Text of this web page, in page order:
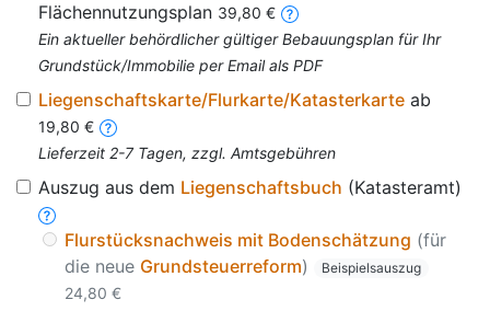
Flächennutzungsplan 39,80 €
Ein aktueller behördlicher gültiger Bebauungsplan für Ihr
Grundstück/Immobilie per Email als PDF
Liegenschaftskarte/Flurkarte/Katasterkarte ab
19,80 €
Lieferzeit 2-7 Tagen, zzgl. Amtsgebühren
Auszug aus dem Liegenschaftsbuch (Katasteramt)
Flurstücksnachweis mit Bodenschätzung (für
die neue Grundsteuerreform) Beispielsauszug
24,80 €